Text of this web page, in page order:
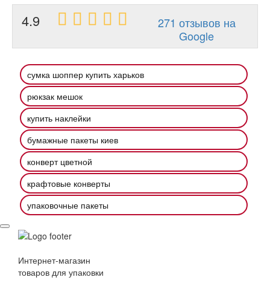
4.9
271 отзывов на
Google
сумка шоппер купить харьков
рюкзак мешок
купить наклейки
бумажные пакеты киев
конверт цветной
крафтовые конверты
упаковочные пакеты
Интернет-магазин
товаров для упаковки